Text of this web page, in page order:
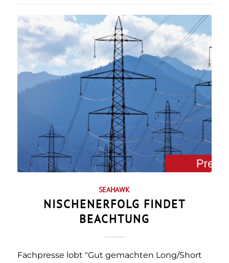
SEAHAWK
NISCHENERFOLG FINDET
BEACHTUNG
Fachpresse lobt "Gut gemachten Long/Short